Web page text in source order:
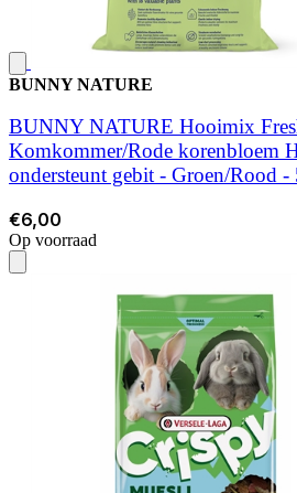
BUNNY NATURE
BUNNY NATURE Hooimix
Komkommer/Rode korenbloem
ondersteunt gebit - Groen/Rood -
€6,00
Op voorraad